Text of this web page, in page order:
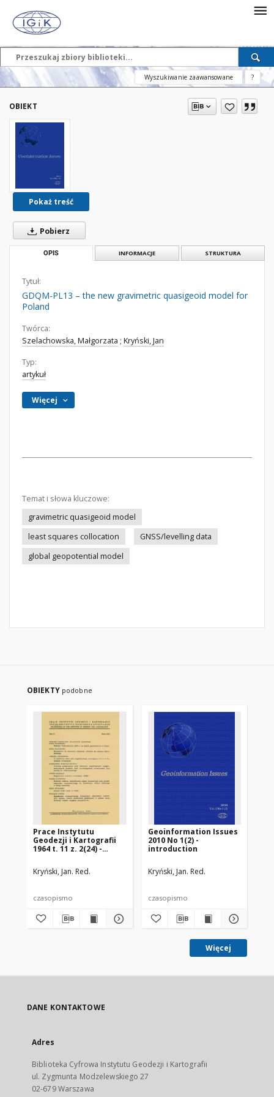
Wyszukiwanie zaawansowane ?
OBIEKT
Pokaż treść
Pobierz
OPIS INFORMACJE STRUKTURA
Tytuł:
GDQM-PL13 – the new gravimetric quasigeoid model for
Poland
Twórca:
Szelachowska, Małgorzata ; Kryński, Jan
Typ:
artykuł
Więcej
Temat i słowa kluczowe:
gravimetric quasigeoid model
least squares collocation
GNSS/levelling data
global geopotential model
OBIEKTY podobne
Prace Instytutu
Geodezji i Kartografii
1964 t. 11 z. 2(24) -
Kryński, Jan. Red.
czasopismo
Geoinformation Issues
2010 No 1(2) -
introduction
Kryński, Jan. Red.
czasopismo
Więcej
DANE KONTAKTOWE
Adres
Biblioteka Cyfrowa Instytutu Geodezji i Kartografii
ul. Zygmunta Modzelewskiego 27
02-679 Warszawa